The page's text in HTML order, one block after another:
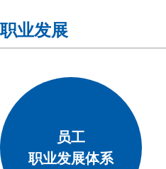
职业发展
员工
职业发展体系